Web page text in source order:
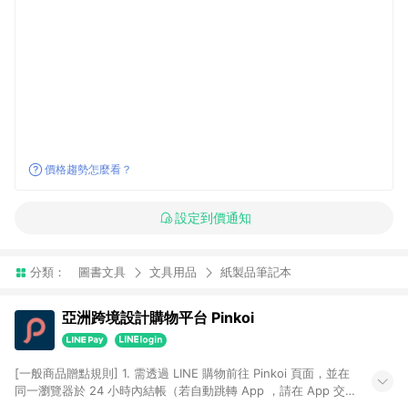
價格趨勢怎麼看？
設定到價通知
分類： 圖書文具 文具用品 紙製品筆記本
亞洲跨境設計購物平台 Pinkoi
[一般商品贈點規則] 1. 需透過 LINE 購物前往 Pinkoi 頁面，並在
同一瀏覽器於 24 小時內結帳（若自動跳轉 App ，請在 App 交